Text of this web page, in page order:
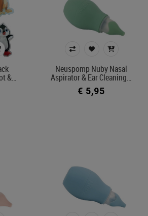
Filters toepassen
&…
Neuspomp Nuby Nasal
Aspirator & Ear Cleaning…
€ 5,95